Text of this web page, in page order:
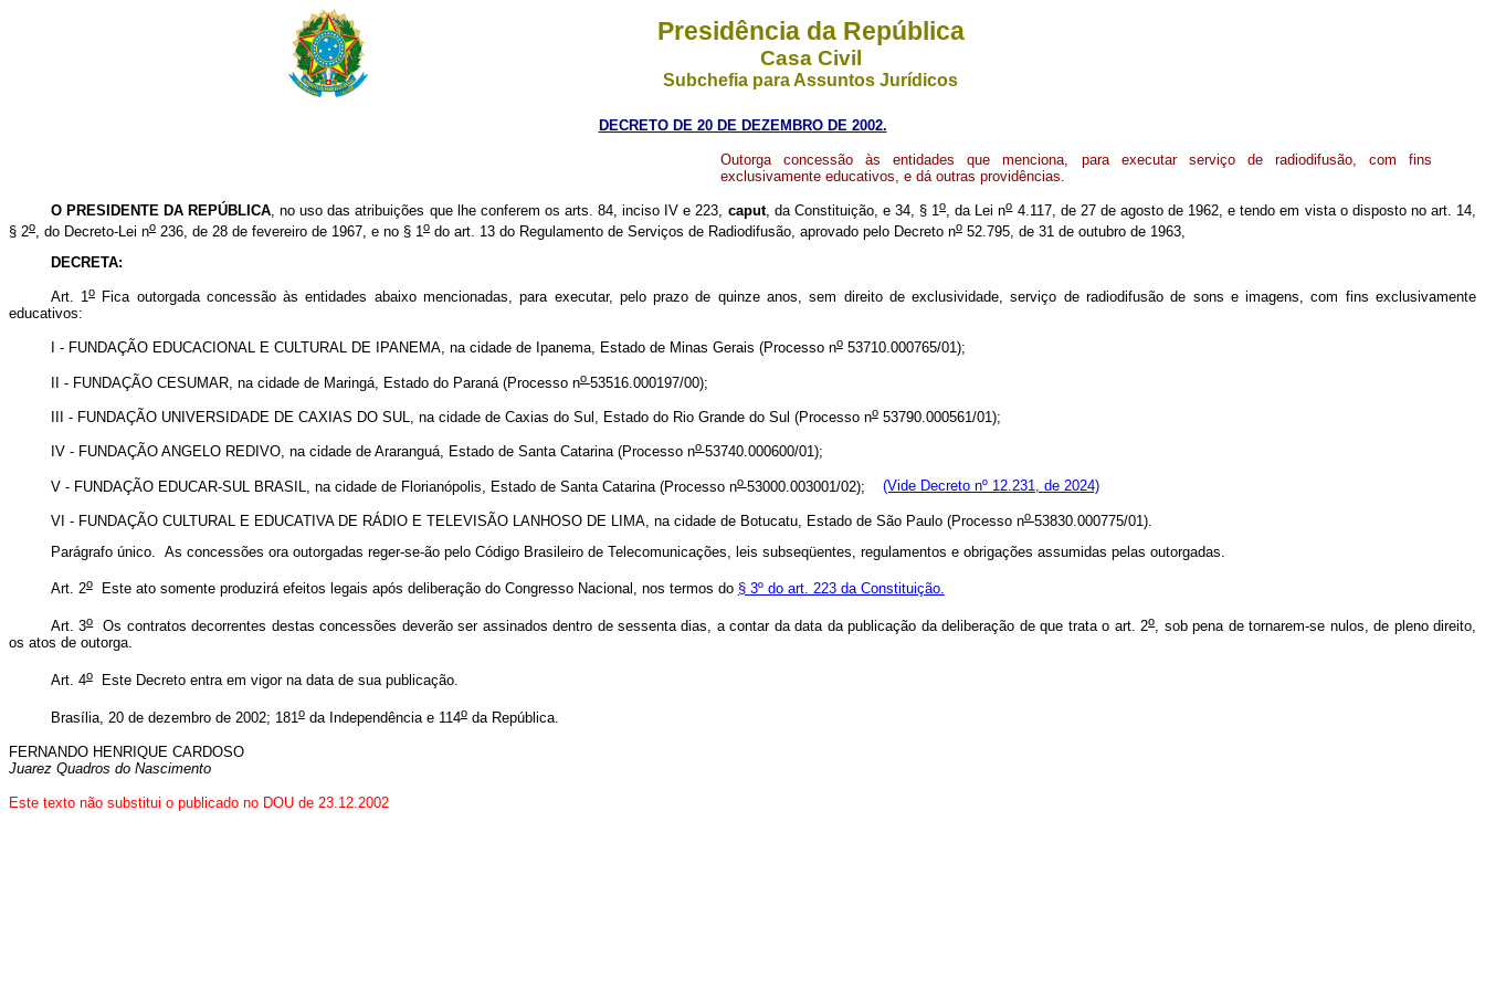
Presidência da República
Casa Civil
Subchefia para Assuntos Jurídicos
DECRETO DE 20 DE DEZEMBRO DE 2002.
Outorga concessão às entidades que menciona, para executar serviço de radiodifusão, com fins
exclusivamente educativos, e dá outras providências.
O PRESIDENTE DA REPÚBLICA, no uso das atribuições que lhe conferem os arts. 84, inciso IV e 223, caput, da Constituição, e 34, § 1o, da Lei no4.117, de 27 de agosto de 1962, e tendo em vista o disposto no art. 14,
§ 2o , do Decreto-Lei no 236, de 28 de fevereiro de 1967, e no § 1o do art. 13 do Regulamento de Serviços de Radiodifusão, aprovado pelo Decreto no 52.795, de 31 de outubro de 1963,
DECRETA:
Art. 1o
Fica outorgada concessão às entidades abaixo mencionadas, para executar, pelo prazo de quinze anos, sem direito de exclusividade, serviço de radiodifusão de sons e imagens, com fins exclusivamente
educativos:
I - FUNDAÇÃO EDUCACIONAL E CULTURAL DE IPANEMA, na cidade de Ipanema, Estado de Minas Gerais (Processo no53710.000765/01);
II - FUNDAÇÃO CESUMAR, na cidade de Maringá, Estado do Paraná (Processo no 53516.000197/00);
III - FUNDAÇÃO UNIVERSIDADE DE CAXIAS DO SUL, na cidade de Caxias do Sul, Estado do Rio Grande do Sul (Processo no53790.000561/01);
IV - FUNDAÇÃO ANGELO REDIVO, na cidade de Araranguá, Estado de Santa Catarina (Processo no 53740.000600/01);
V - FUNDAÇÃO EDUCAR-SUL BRASIL, na cidade de Florianópolis, Estado de Santa Catarina (Processo no 53000.003001/02); (Vide Decreto nº 12.231, de 2024)
VI - FUNDAÇÃO CULTURAL E EDUCATIVA DE RÁDIO E TELEVISÃO LANHOSO DE LIMA, na cidade de Botucatu, Estado de São Paulo (Processo no 53830.000775/01).
Parágrafo único. As concessões ora outorgadas reger-se-ão pelo Código Brasileiro de Telecomunicações, leis subseqüentes, regulamentos e obrigações assumidas pelas outorgadas.
Art. 2oEste ato somente produzirá efeitos legais após deliberação do Congresso Nacional, nos termos do § 3º do art. 223 da Constituição.
Art. 3oOs contratos decorrentes destas concessões deverão ser assinados dentro de sessenta dias, a contar da data da publicação da deliberação de que trata o art. 2o, sob pena de tornarem-se nulos, de pleno direito,
os atos de outorga.
Art. 4oEste Decreto entra em vigor na data de sua publicação.
Brasília, 20 de dezembro de 2002; 181oda Independência e 114oda República.
FERNANDO HENRIQUE CARDOSO
Juarez Quadros do Nascimento
Este texto não substitui o publicado no DOU de 23.12.2002